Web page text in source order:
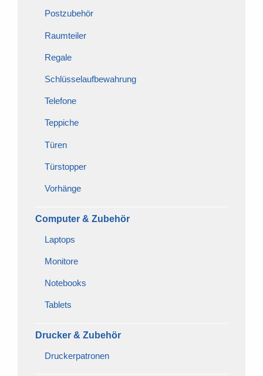
Postzubehör
Raumteiler
Regale
Schlüsselaufbewahrung
Telefone
Teppiche
Türen
Türstopper
Vorhänge
Computer & Zubehör
Laptops
Monitore
Notebooks
Tablets
Drucker & Zubehör
Druckerpatronen